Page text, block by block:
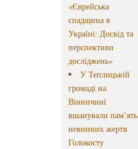
«Єврейська
спадщина в
Україні: Досвід та
перспективи
досліджень»
У Теплицькій
громаді на
Вінничині
вшанували пам’ять
невинних жертв
Голокосту